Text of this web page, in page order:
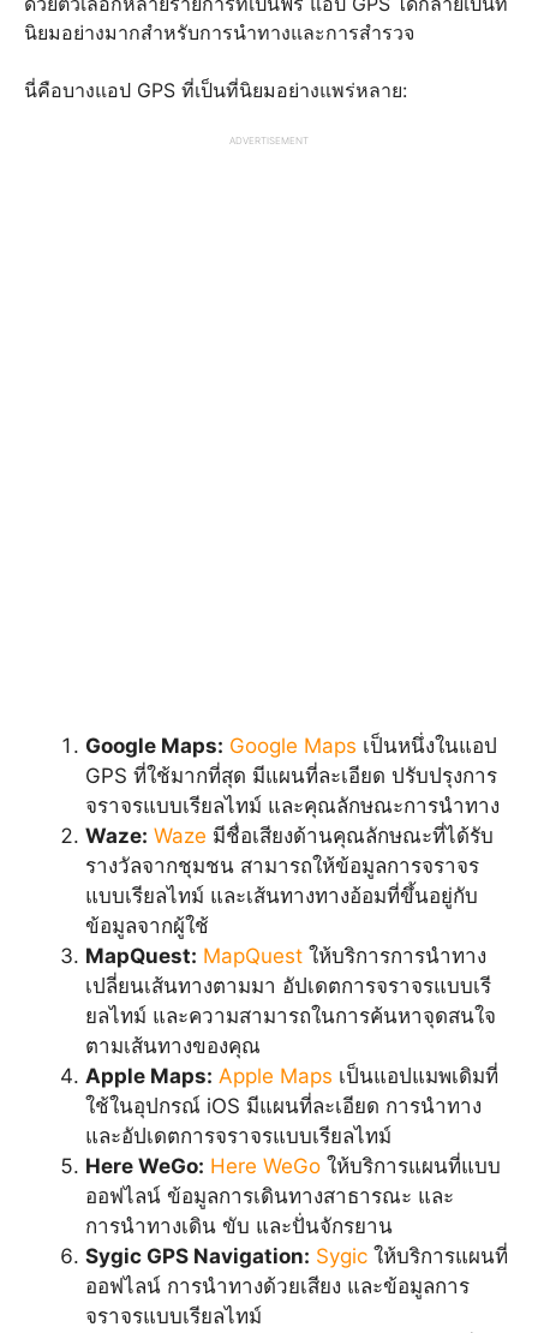
นิยมอย่างมากสำหรับการนำทางและการสำรวจ
นี่คือบางแอป GPS ที่เป็นที่นิยมอย่างแพร่หลาย:
ADVERTISEMENT
Google Maps: Google Maps เป็นหนึ่งในแอป
GPS ที่ใช้มากที่สุด มีแผนที่ละเอียด ปรับปรุงการ
จราจรแบบเรียลไทม์ และคุณลักษณะการนำทาง
Waze: Waze มีชื่อเสียงด้านคุณลักษณะที่ได้รับ
รางวัลจากชุมชน สามารถให้ข้อมูลการจราจร
แบบเรียลไทม์ และเส้นทางทางอ้อมที่ขึ้นอยู่กับ
ข้อมูลจากผู้ใช้
MapQuest: MapQuest ให้บริการการนำทาง
เปลี่ยนเส้นทางตามมา อัปเดตการจราจรแบบเรี
ยลไทม์ และความสามารถในการค้นหาจุดสนใจ
ตามเส้นทางของคุณ
Apple Maps: Apple Maps เป็นแอปแมพเดิมที่
ใช้ในอุปกรณ์ iOS มีแผนที่ละเอียด การนำทาง
และอัปเดตการจราจรแบบเรียลไทม์
Here WeGo: Here WeGo ให้บริการแผนที่แบบ
ออฟไลน์ ข้อมูลการเดินทางสาธารณะ และ
การนำทางเดิน ขับ และปั่นจักรยาน
Sygic GPS Navigation: Sygic ให้บริการแผนที่
ออฟไลน์ การนำทางด้วยเสียง และข้อมูลการ
จราจรแบบเรียลไทม์